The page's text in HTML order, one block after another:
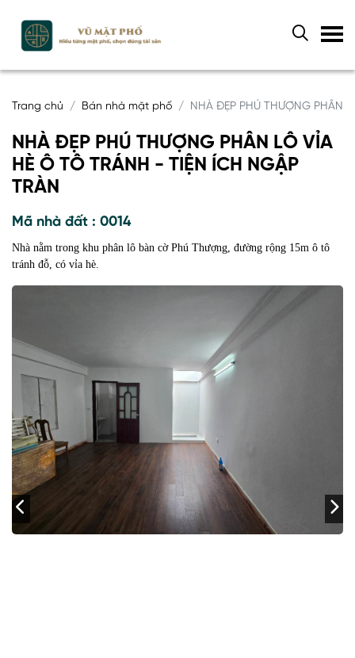
Trang chủ Bán nhà mặt phố NHÀ ĐẸP PHÚ THƯỢNG PHÂN
NHÀ ĐẸP PHÚ THƯỢNG PHÂN LÔ VỈA
HÈ Ô TÔ TRÁNH - TIỆN ÍCH NGẬP
TRÀN
Mã nhà đất : 0014
Nhà nằm trong khu phân lô bàn cờ Phú Thượng, đường rộng 15m ô tô
tránh đỗ, có vỉa hè.